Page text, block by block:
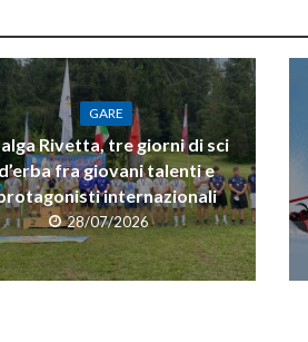
GARE
Rivetta, tre giorni di sci
d’erba fra giovani talenti e
internazionali
28/07/2026